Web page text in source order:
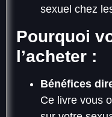
sexuel chez
Pourquoi
l’acheter :
Bénéfices
Ce livre vous